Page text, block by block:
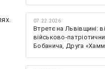
07.22.2026
Втретє на Львівщині:
військово-
Бобанича, Друга